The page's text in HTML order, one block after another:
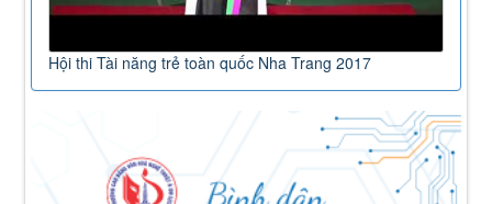
Hội thi Tài năng trẻ toàn quốc Nha Trang 2017